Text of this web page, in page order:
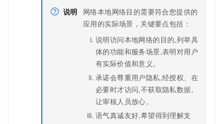
说明
网络本地网络目的需要符合您提供的
应用的实际场景，关键要点包括：
说明访问本地网络的目的,列举具
体的功能和服务场景,表明对用户
有实际价值和意义。
承诺会尊重用户隐私,经授权、在
必要时才访问,不获取隐私数据,
让审核人员放心。
语气真诚友好,希望得到理解支